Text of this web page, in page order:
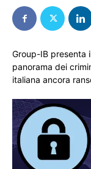
Group-IB presenta
panorama dei
italiana ancora